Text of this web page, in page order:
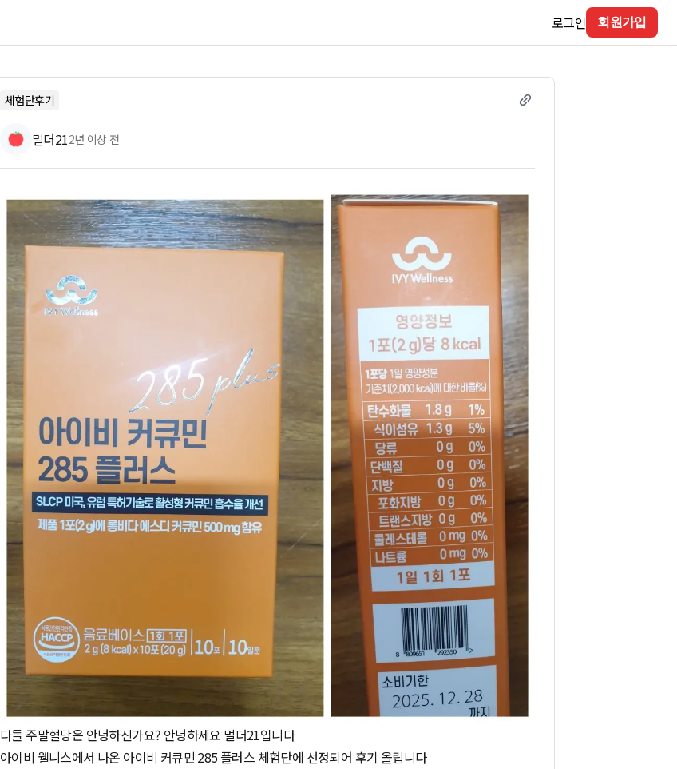
로그인 회원가입
체험단후기
멀더212년 이상 전
다들 주말혈당은 안녕하신가요? 안녕하세요 멀더21입니다
아이비 웰니스에서 나온 아이비 커큐민 285 플러스 체험단에 선정되어 후기 올립니다